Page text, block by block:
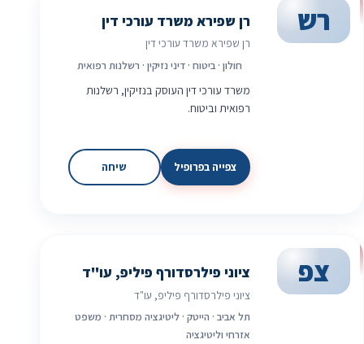
רש רן שפירא משרד עורכי דין
רן שפירא משרד עורכי דין
חולון · ביטוח · דיני נזיקין · רשלנות רפואית
משרד עורכי דין העוסק בנזיקין, רשלנות
רפואית וביטוח.
צפייה בפרופיל שיחה
צפ ציוני פילרסדורף פיליפ, עו"ד
ציוני פילרסדורף פיליפ, עו"ד
תל אביב · הייטק · ליטיגציה מסחרית · משפט
אזרחי וליטיגציה